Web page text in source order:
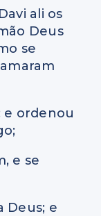
ali os
Deus
se
e ordenou
e se
Deus; e